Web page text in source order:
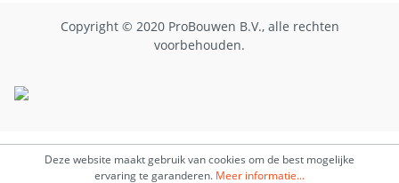
Copyright © 2020 ProBouwen B.V., alle rechten
voorbehouden.
Deze website maakt gebruik van cookies om de best mogelijke
ervaring te garanderen. Meer informatie...